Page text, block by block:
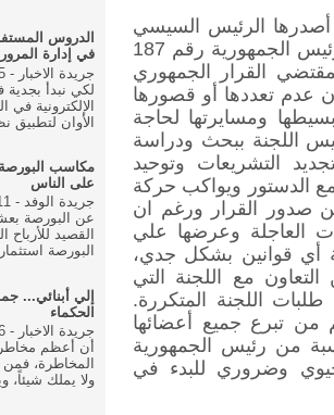
أصدرها الرئيس السيسي
هو تشكيل اللجنة العليا للإصلاح التشريعي بمقتضي قرار رئيس الجمهورية رقم 187
بمقتضي القرار الجمهوري
عدم تعددها أو قصورها
ومسايرتها لحاجة
اللجنة ببحث ودراسة
التشريعات وتوحيد
الدستور ويواكب حركة
صدور القرار ورغم ان
العاجلة وعرضها علي
أي قوانين بشكل جدي،
مع اللجنة التي
اللجنة المتكررة.
من تبرع جميع أعضائها
من رئيس الجمهورية
وضروري للبدء في
الدروس
في إدارة المرور
لكي نبدأ
الإلكترونية في
الأوان لتطبيق
مكاسب
على الناس
عن البورصة
القصيد
البورصة
إلي أبنائي...
الحكماء
أن أعظم
المخاطرة، فمن
ولا يملك شيئاً،